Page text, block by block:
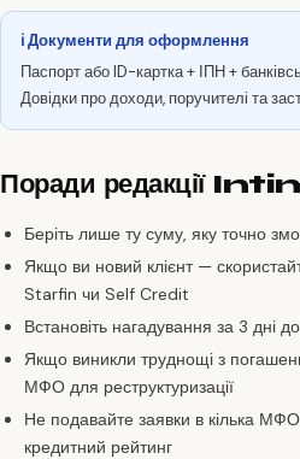
ℹ️ Документи для оформлення
Паспорт або ID-картка + ІПН +
Довідки про доходи, поручителі та
Поради редакції
Беріть лише ту суму, яку точно
Якщо ви новий клієнт —
Starfin чи Self Credit
Встановіть нагадування за 3 дні
Якщо виникли труднощі з
МФО для реструктуризації
Не подавайте заявки в кілька
кредитний рейтинг